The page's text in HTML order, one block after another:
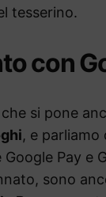
tesserino.
con
si pone
, e parliamo
Pay e
sono